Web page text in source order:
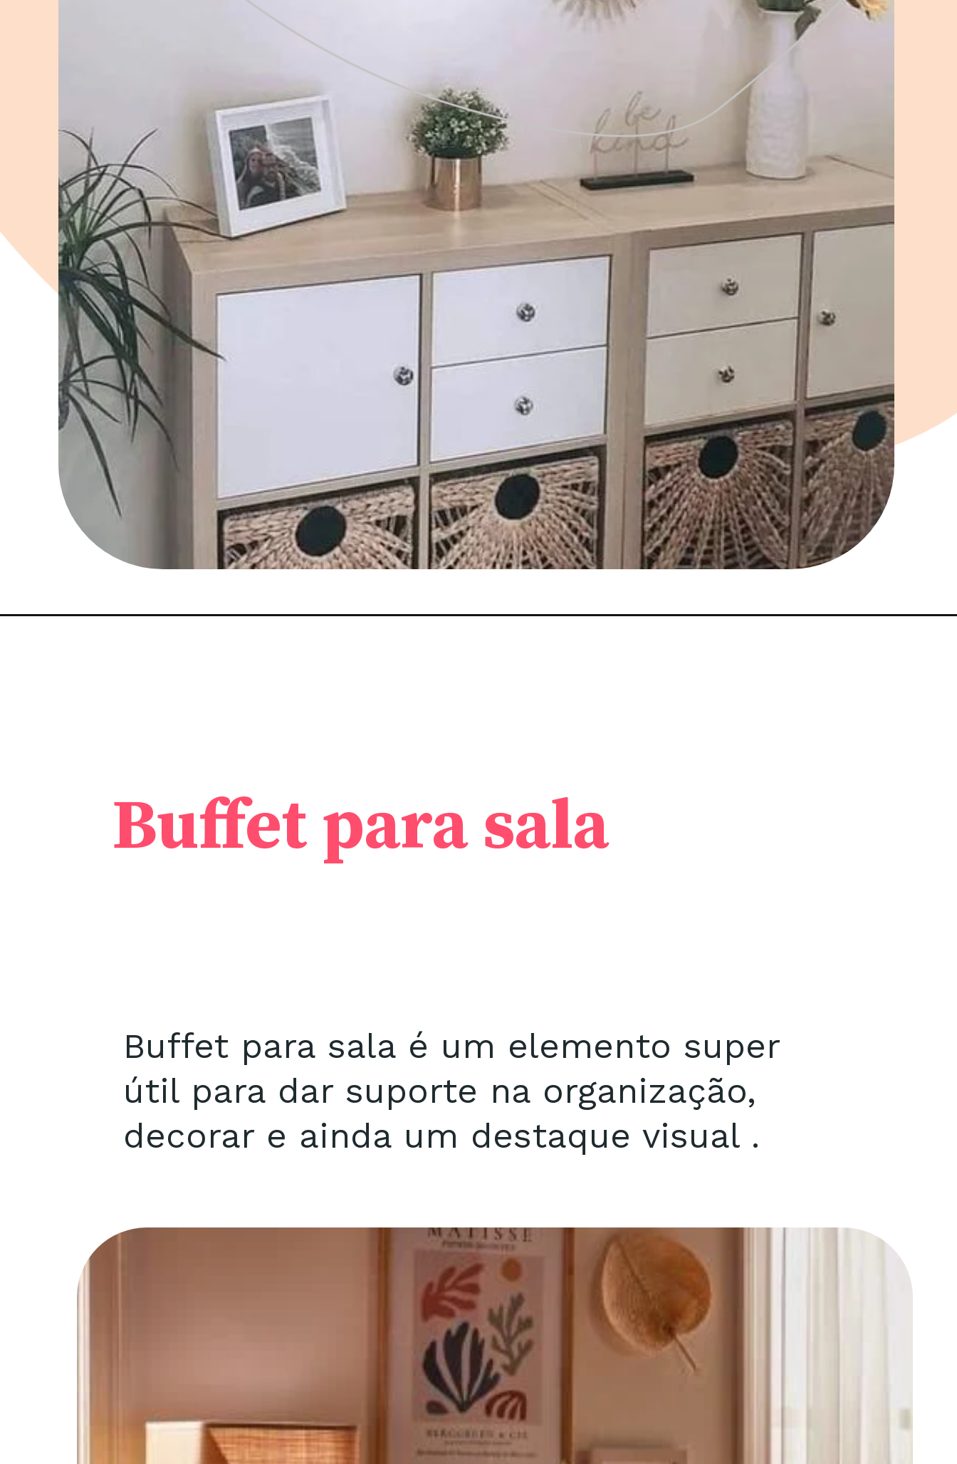
Buffet para sala é um elemento super
útil para dar suporte na organização,
decorar e ainda um destaque visual .
Buffet para sala